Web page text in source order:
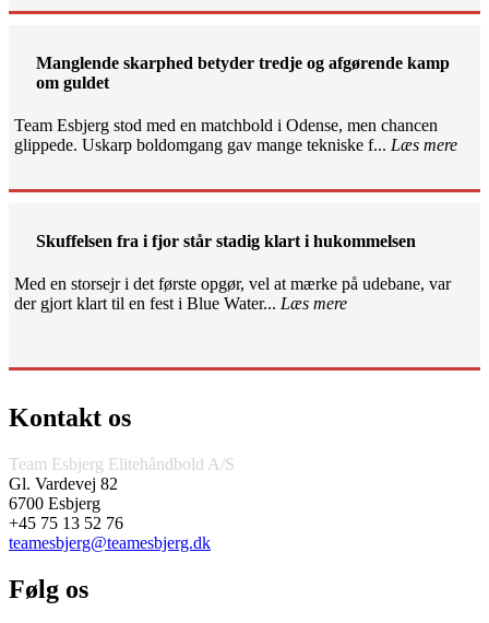
Manglende skarphed betyder tredje og afgørende kamp
om guldet
Team Esbjerg stod med en matchbold i Odense, men chancen
glippede. Uskarp boldomgang gav mange tekniske f... Læs mere
Skuffelsen fra i fjor står stadig klart i hukommelsen
Med en storsejr i det første opgør, vel at mærke på udebane, var
der gjort klart til en fest i Blue Water... Læs mere
Kontakt os
Team Esbjerg Elitehåndbold A/S
Gl. Vardevej 82
6700 Esbjerg
+45 75 13 52 76
teamesbjerg@teamesbjerg.dk
Følg os